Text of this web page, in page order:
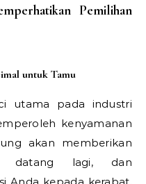
Pemilihan
untuk Tamu
utama pada industri
kenyamanan
akan memberikan
datang lagi, dan